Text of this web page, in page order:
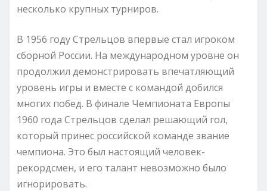
несколько крупных турниров.
В 1956 году Стрельцов впервые стал игроком
сборной России. На международном уровне он
продолжил демонстрировать впечатляющий
уровень игры и вместе с командой добился
многих побед. В финале Чемпионата Европы
1960 года Стрельцов сделал решающий гол,
который принес российской команде звание
чемпиона. Это был настоящий человек-
рекордсмен, и его талант невозможно было
игнорировать.